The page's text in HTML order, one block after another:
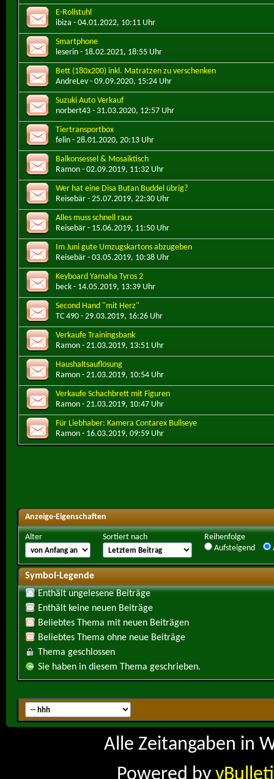
E-Rollstuhl
ibiza - 04.01.2022, 10:11 Uhr
Smartphone
leserin - 18.02.2021, 18:55 Uhr
Bett (180x200) inkl. Matratzen zu verschenken
AndreLev - 09.09.2020, 15:24 Uhr
Suzuki Auto Verkauf
norbert43 - 31.03.2020, 12:57 Uhr
Tiertransportbox
felin - 28.01.2020, 20:13 Uhr
Balkonsessel & Mosaiktisch
Ramon - 02.09.2019, 11:32 Uhr
Wer hat eine Disa Butan Buddel übrig?
Reisebär - 25.07.2019, 22:30 Uhr
Alles muss schnell raus
Reisebär - 15.06.2019, 11:50 Uhr
Im Juni gute Umzugskartons abzugeben
Reisebär - 03.05.2019, 10:38 Uhr
Keyboard Yamaha Tyros 2
beck - 14.05.2019, 13:39 Uhr
Second Hand "mit Herz"
TC 490 - 29.03.2019, 16:26 Uhr
Verkaufe Trainingsbank
Ramon - 21.03.2019, 13:51 Uhr
Haushaltsauflösung
Ramon - 21.03.2019, 10:54 Uhr
Verkaufe Schachbrett mit Figuren
Ramon - 21.03.2019, 10:47 Uhr
Für Liebhaber: Kamera Contarex Bullseye
Ramon - 16.03.2019, 09:59 Uhr
Anzeige-Eigenschaften
Alter Sortiert nach
Reihenfolge
Aufsteigend
Symbol-Legende
Enthält ungelesene Beiträge
Enthält keine neuen Beiträge
Beliebtes Thema mit neuen Beiträgen
Beliebtes Thema ohne neue Beiträge
Thema geschlossen
Sie haben in diesem Thema geschrieben.
Alle Zeitangaben in
Powered by